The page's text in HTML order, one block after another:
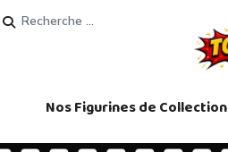
Rechercher
Nos Figurines de Collection